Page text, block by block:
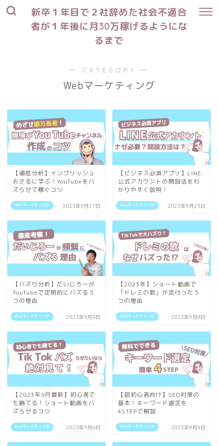
新卒１年目で２社辞めた社会不適合
者が１年後に月30万稼げるようにな
るまで
― CATEGORY ―
Webマーケティング
Webマーケティング
【徹底分析】イングリッシュ
おさるに学ぶ！YouTubeをバ
ズらせて稼ぐコツ
2023年9月27日 Webマーケティング
【ビジネス必須アプリ】LINE
公式アカウントの開設法をわ
かりやすく説明！
2023年9月23日
Webマーケティング
【バズり分析】だいじろーが
YouTubeで定期的にバズる５
つの理由
2023年9月9日 Webマーケティング
【2023年】ショート動画で
「ドレミの歌」が流行った５
つの理由
2023年9月8日
Webマーケティング
【2023年9月最新】初心者で
も勝てる！ショート動画をバ
ズらせるコツ
2023年9月6日 Webマーケティング
【超初心者向け】SEO対策の
基本！キーワード選定を
4STEPで解説
2023年9月4日